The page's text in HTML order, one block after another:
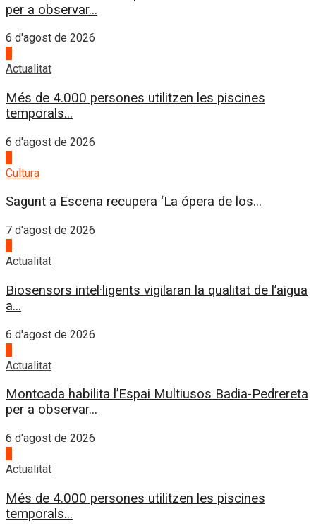
per a observar...
6 d'agost de 2026
Actualitat
Més de 4.000 persones utilitzen les piscines
temporals...
6 d'agost de 2026
Cultura
Sagunt a Escena recupera ‘La ópera de los...
7 d'agost de 2026
Actualitat
Biosensors intel·ligents vigilaran la qualitat de l’aigua
a...
6 d'agost de 2026
Actualitat
Montcada habilita l’Espai Multiusos Badia-Pedrereta
per a observar...
6 d'agost de 2026
Actualitat
Més de 4.000 persones utilitzen les piscines
temporals...